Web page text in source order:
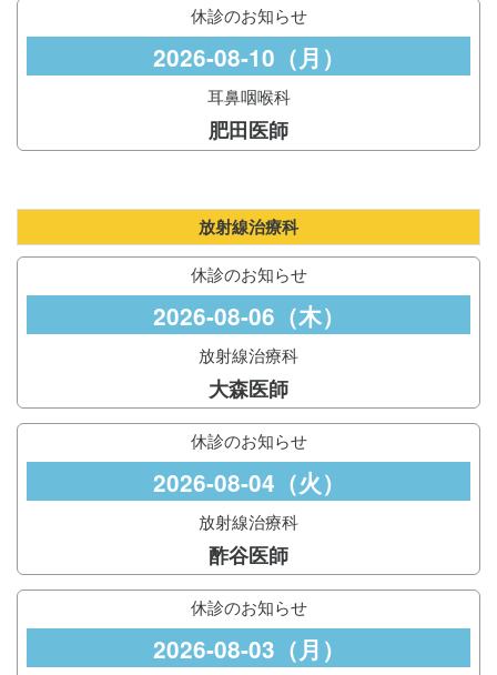
休診のお知らせ
2026-08-10（月）
耳鼻咽喉科
肥田医師
放射線治療科
休診のお知らせ
2026-08-06（木）
放射線治療科
大森医師
休診のお知らせ
2026-08-04（火）
放射線治療科
酢谷医師
休診のお知らせ
2026-08-03（月）